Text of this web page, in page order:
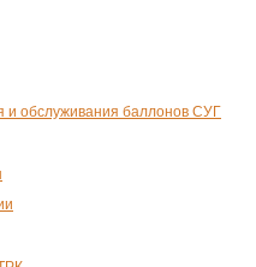
и обслуживания баллонов СУГ